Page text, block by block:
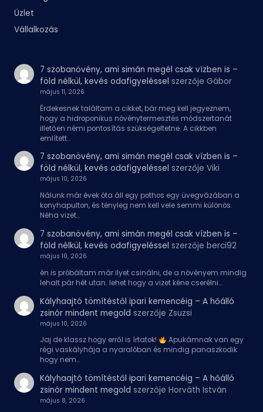
Üzlet
Vállalkozás
7 szobanövény, ami simán megél csak vízben is –
föld nélkül, kevés odafigyeléssel szerzőjeGábor
május 11, 2026
Érdekesnek találtam a cikket, bár meg kell jegyeznem,
hogy a hidroponikus növénytermesztés módszertanát
illetően némi pontosítás szükségeltetne. A cikkben
említett…
7 szobanövény, ami simán megél csak vízben is –
föld nélkül, kevés odafigyeléssel szerzőjeViki
május 10, 2026
Nálunk már évek óta áll egy pothos egy üvegvázában a
konyhapulton, és tényleg nem kell vele semmi különös.
Néha vizet…
7 szobanövény, ami simán megél csak vízben is –
föld nélkül, kevés odafigyeléssel szerzőjeberci92
május 10, 2026
én is próbáltam már ilyet csinálni, de a növényem mindig
lehalt pár hét utan. lehet hogy a vizet kéne cserélni…
Kályhaajtó tömítéstől ipari kemencéig – A hőálló
zsinór mindent megold szerzője Zsuzsi
május 10, 2026
Jaj de klassz hogy erről is írtatok!
Apukámnak van egy
régi vaskályhája a nyaralóban és mindig panaszkodik
hogy nem…
Kályhaajtó tömítéstől ipari kemencéig – A hőálló
zsinór mindent megold szerzőjeHorváth István
május 8, 2026